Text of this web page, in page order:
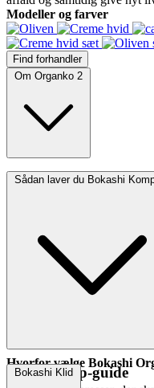
Modeller og farver
Find forhandler
Om Organko 2
Om Bokashi Organko 2
Vidste du, at 57 % af alt
kommunale
mængder drivhusgasser.
hjælper dig mod en mere
dit organiske affald en ny
Under fermenteringen i
køkkenaffaldet til en
samtidig med at mængden
fremstillet af 47%
designet til at stå ved
Hvorfor vælge Bokashi
Sådan laver du Bokashi
Step-by-step-guide
Bokashi Klid